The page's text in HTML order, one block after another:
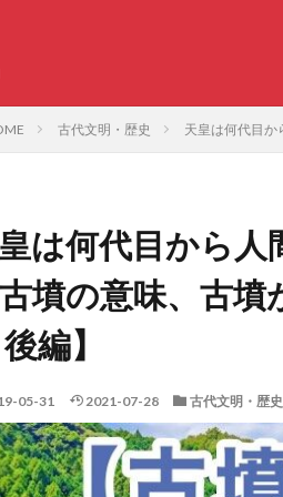
古代文明・歴史 天皇は何代目か
は何代目から
墳の意味、古墳
編】
05-31 2021-07-28 古代文明・歴史